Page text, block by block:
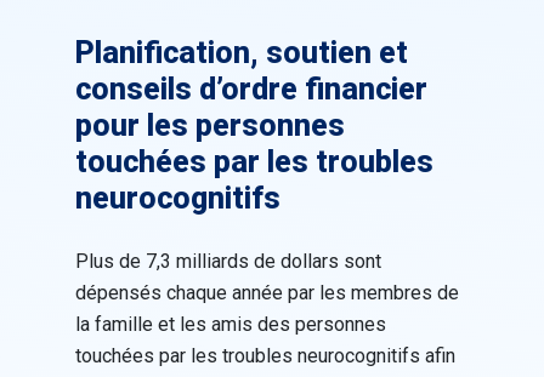
Planification, soutien et
conseils d’ordre financier
pour les personnes
touchées par les troubles
neurocognitifs
Plus de 7,3 milliards de dollars sont
dépensés chaque année par les membres de
la famille et les amis des personnes
touchées par les troubles neurocognitifs afin